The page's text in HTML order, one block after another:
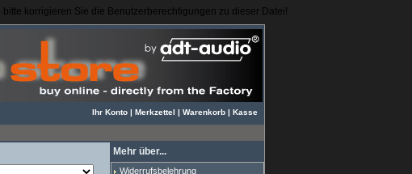
korrigieren Sie die Benutzerberechtigungen zu dieser Datei!
Ihr Konto | Merkzettel | Warenkorb | Kasse
Mehr über...
Widerrufsbelehrung